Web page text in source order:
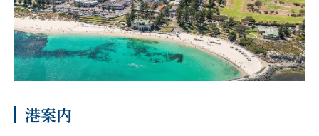
船内へようこそ
客船のご案内
港案内